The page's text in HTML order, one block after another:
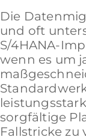
Die
und oft
S/4HANA-
wenn es um
sorgfältige
Fallstricke zu